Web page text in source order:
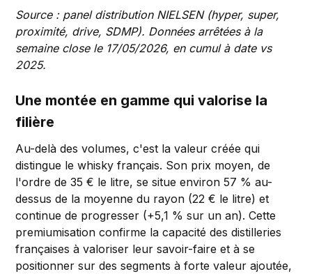
Source : panel distribution NIELSEN (hyper, super,
proximité, drive, SDMP). Données arrêtées à la
semaine close le 17/05/2026, en cumul à date vs
2025.
Une montée en gamme qui valorise la
filière
Au-delà des volumes, c'est la valeur créée qui
distingue le whisky français. Son prix moyen, de
l'ordre de 35 € le litre, se situe environ 57 % au-
dessus de la moyenne du rayon (22 € le litre) et
continue de progresser (+5,1 % sur un an). Cette
premiumisation confirme la capacité des distilleries
françaises à valoriser leur savoir-faire et à se
positionner sur des segments à forte valeur ajoutée,